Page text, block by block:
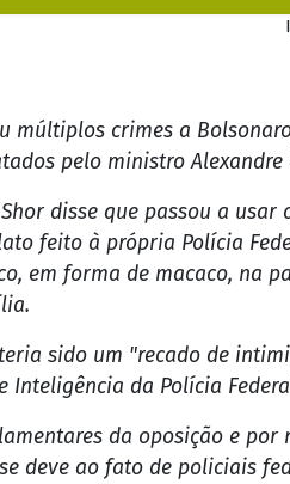
múltiplos crimes a
pelo ministro
disse que passou a
feito à própria Polícia
em forma de macaco, na
sido um "recado de
Inteligência da Polícia
da oposição e
deve ao fato de policiais